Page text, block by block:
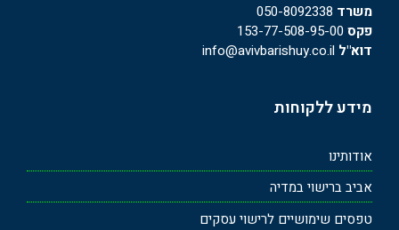
משרד 050-8092338
פקס
דוא"ל
מידע ללקוחות
אודותינו
אביב ברישוי במדיה
טפסים שימושיים לרישוי עסקים